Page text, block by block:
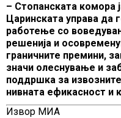
– Стопанската комора
Царинската управа да
работење со
решенија и
граничните премини,
значи олеснување и
поддршка за
нивната ефикасност и
Извор МИА